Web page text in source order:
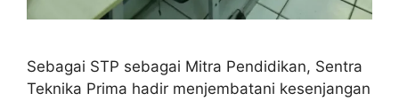
Sebagai STP sebagai Mitra Pendidikan, Sentra
Teknika Prima hadir menjembatani kesenjangan